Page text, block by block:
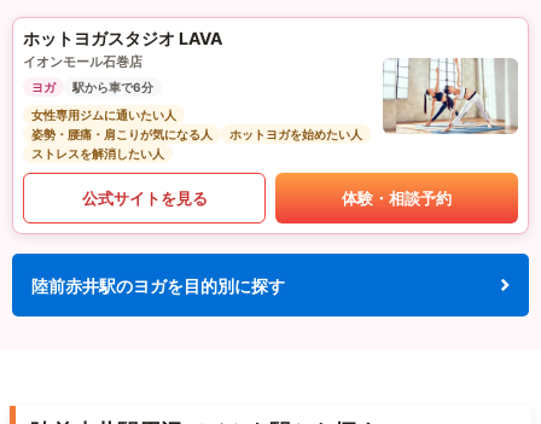
ホットヨガスタジオ LAVA
イオンモール石巻店
ヨガ
駅から車で6分
女性専用ジムに通いたい人
姿勢・腰痛・肩こりが気になる人
ホットヨガを始めたい人
ストレスを解消したい人
公式サイトを見る 体験・相談予約
陸前赤井駅のヨガを目的別に探す